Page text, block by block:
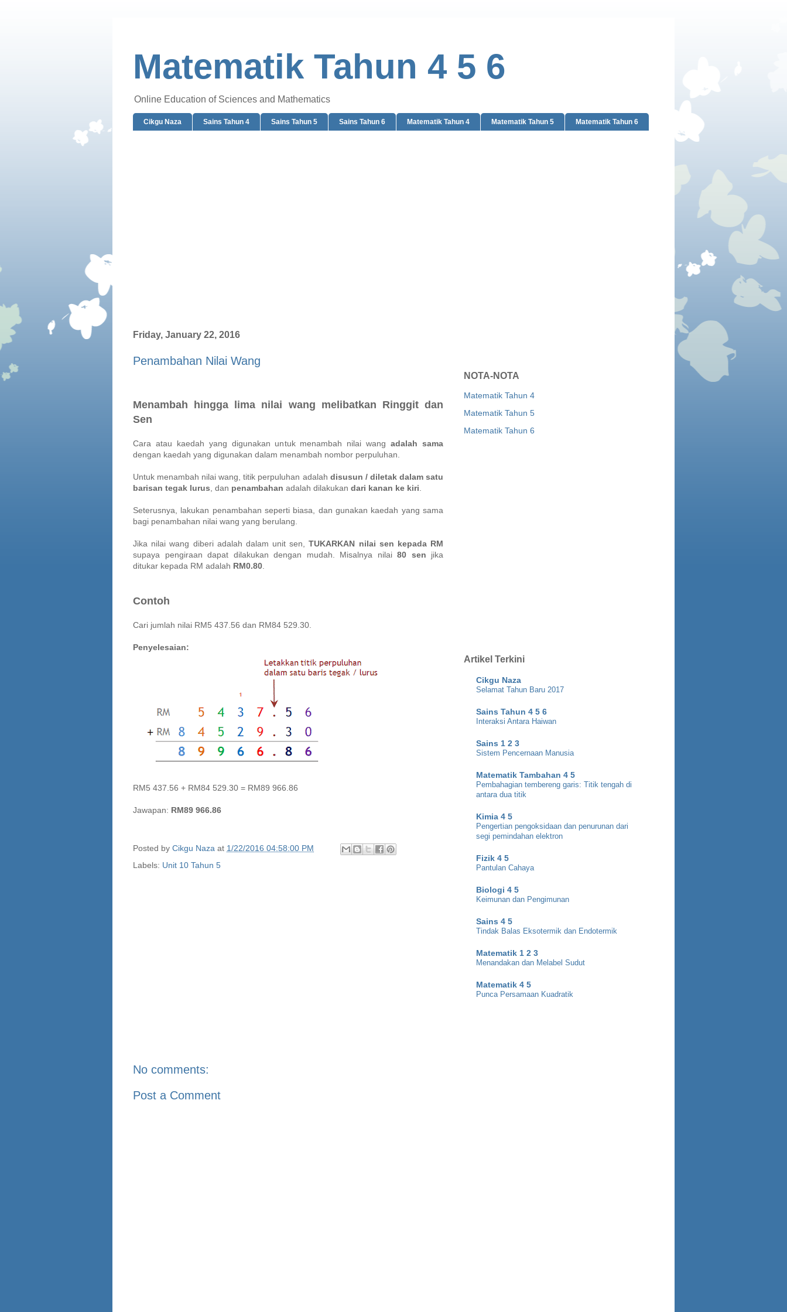
Matematik Tahun 4 5 6
Online Education of Sciences and Mathematics
Cikgu Naza Sains Tahun 4 Sains Tahun 5 Sains Tahun 6 Matematik Tahun 4 Matematik Tahun 5 Matematik Tahun 6
Friday, January 22, 2016
Penambahan Nilai Wang
Menambah hingga lima nilai wang melibatkan Ringgit dan
Sen
Cara atau kaedah yang digunakan untuk menambah nilai wangadalah sama
dengan kaedah yang digunakan dalam menambah nombor perpuluhan.
Untuk menambah nilai wang, titik perpuluhan adalah disusun / diletak dalam satu
barisan tegak lurus , dan penambahan adalah dilakukan dari kanan ke kiri
Seterusnya, lakukan penambahan seperti biasa, dan gunakan kaedah yang sama
bagi penambahan nilai wang yang berulang.
Jika nilai wang diberi adalah dalam unit sen,TUKARKAN nilai sen kepada RM
supaya pengiraan dapat dilakukan dengan mudah. Misalnya nilai 80 sen jika
ditukar kepada RM adalah RM0.80
Contoh
Cari jumlah nilai RM5 437.56 dan RM84 529.30.
Penyelesaian:
RM5 437.56 + RM84 529.30 = RM89 966.86
Jawapan: RM89 966.86
Posted by Cikgu Naza at 1/22/2016 04:58:00 PM
Labels: Unit 10 Tahun 5
No comments:
Post a Comment
NOTA-NOTA
Matematik Tahun 4
Matematik Tahun 5
Matematik Tahun 6
Artikel Terkini
Cikgu Naza
Selamat Tahun Baru 2017
Sains Tahun 4 5 6
Interaksi Antara Haiwan
Sains 1 2 3
Sistem Pencernaan Manusia
Matematik Tambahan 4 5
Pembahagian tembereng garis: Titik tengah di
antara dua titik
Kimia 4 5
Pengertian pengoksidaan dan penurunan dari
segi pemindahan elektron
Fizik 4 5
Pantulan Cahaya
Biologi 4 5
Keimunan dan Pengimunan
Sains 4 5
Tindak Balas Eksotermik dan Endotermik
Matematik 1 2 3
Menandakan dan Melabel Sudut
Matematik 4 5
Punca Persamaan Kuadratik